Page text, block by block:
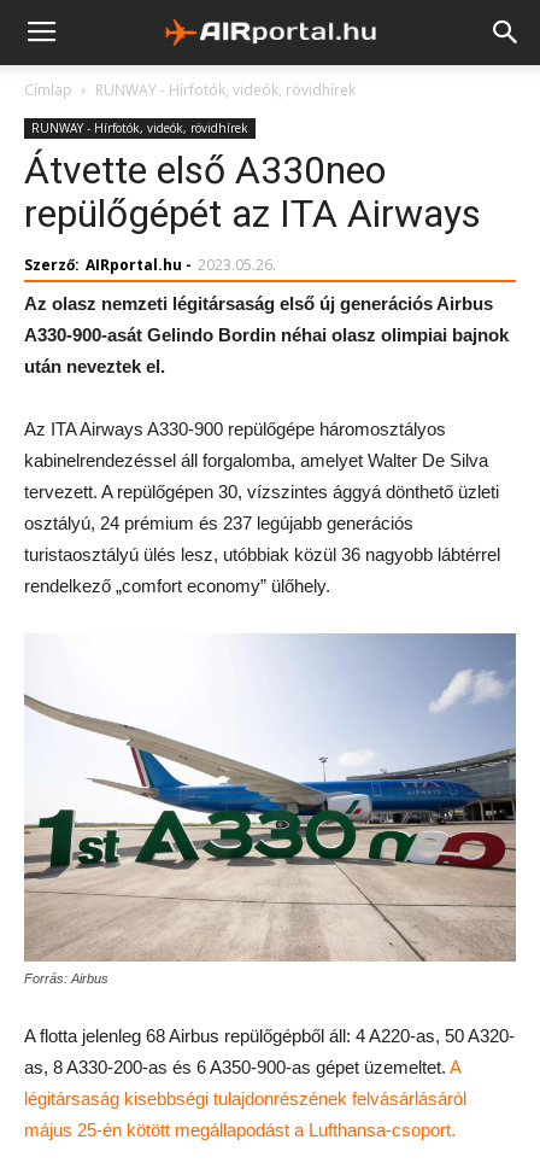
Címlap RUNWAY - Hírfotók, videók, rövidhírek
RUNWAY - Hírfotók, videók, rövidhírek
Átvette első A330neo
repülőgépét az ITA Airways
Szerző: AIRportal.hu - 2023.05.26.
Az olasz nemzeti légitársaság első új generációs Airbus
A330-900-asát Gelindo Bordin néhai olasz olimpiai bajnok
után neveztek el.
Az ITA Airways A330-900 repülőgépe háromosztályos
kabinelrendezéssel áll forgalomba, amelyet Walter De Silva
tervezett. A repülőgépen 30, vízszintes ággyá dönthető üzleti
osztályú, 24 prémium és 237 legújabb generációs
turistaosztályú ülés lesz, utóbbiak közül 36 nagyobb lábtérrel
rendelkező „comfort economy” ülőhely.
Forrás: Airbus
A flotta jelenleg 68 Airbus repülőgépből áll: 4 A220-as, 50 A320-
as, 8 A330-200-as és 6 A350-900-as gépet üzemeltet. A
légitársaság kisebbségi tulajdonrészének felvásárlásáról
május 25-én kötött megállapodást a Lufthansa-csoport.